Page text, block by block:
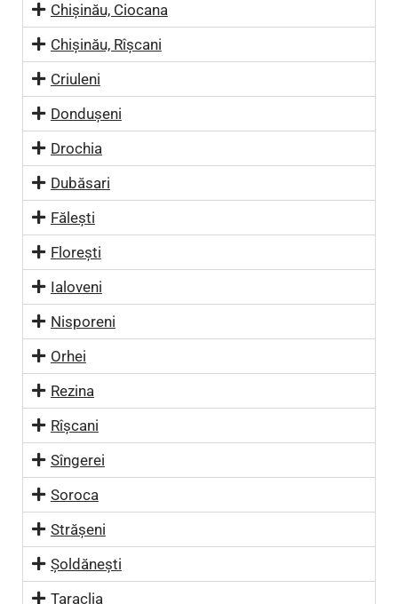
Chișinău, Ciocana
Chișinău, Rîșcani
Criuleni
Dondușeni
Drochia
Dubăsari
Fălești
Florești
Ialoveni
Nisporeni
Orhei
Rezina
Rîșcani
Sîngerei
Soroca
Strășeni
Șoldănești
Taraclia